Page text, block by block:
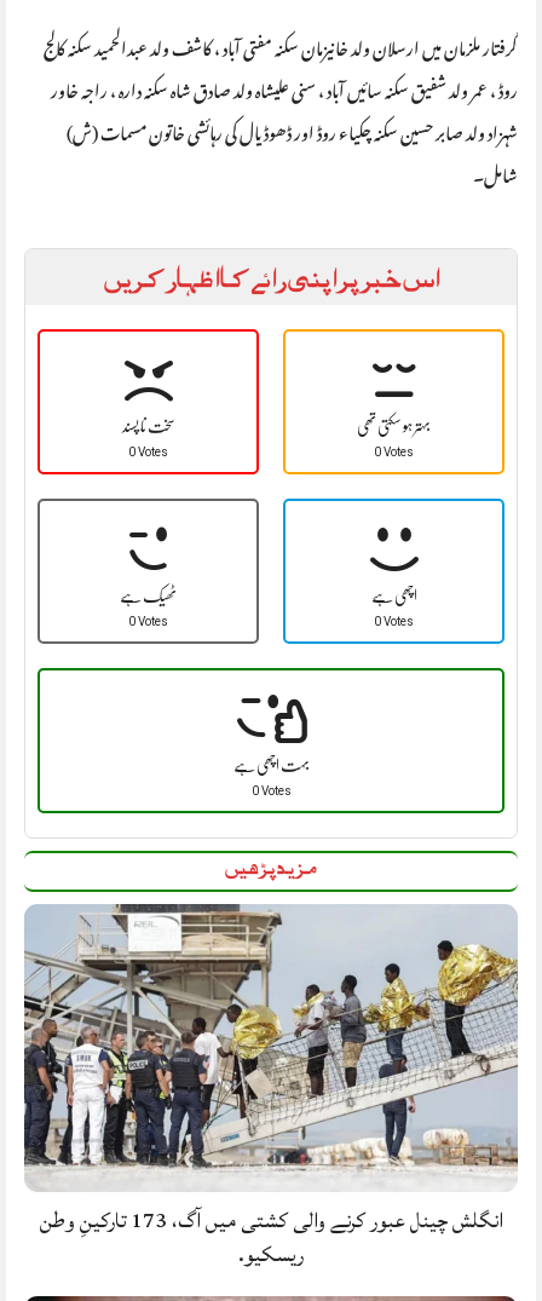
گرفتار ملزمان میں ارسلان ولد خانیزمان سکنہ مفتی آباد ، کاشف ولد عبدالحمید سکنہ کالج
روڈ ، عمر ولد شفیق سکنہ سائیں آباد ، سنی علیشاہ ولد صادق شاہ سکنہ دارہ ، راجہ خاور
شہزاد ولد صابر حسین سکنہ چکیاء روڈ اور ڈھوڈیال کی رہائشی خاتون مسمات (ش)
شامل۔
اس خبر پر اپنی رائے کا اظہار کریں
سخت نا پسند
0 Votes
بہتر ہو سکتی تھی
0 Votes
ٹھیک ہے
0 Votes
اچھی ہے
0 Votes
بہت اچھی ہے
0 Votes
مزید پڑھیں
انگلش چینل عبور کرنے والی کشتی میں آگ، 173 تارکینِ وطن
ریسکیو.